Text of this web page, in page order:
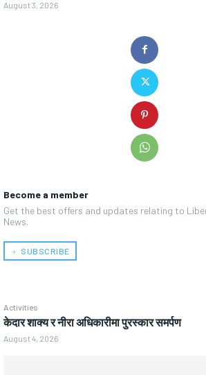
Become a member
Get the best offers and updates relating to
News.
﹢ SUBSCRIBE
Activities
केदार शाक्य र नीरा अधिकारीमा पुरस्कार समर्पण
August 4, 2026
August 3, 2026